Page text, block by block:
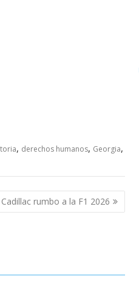
, derechos humanos, Georgia,
rumbo a la F1 2026